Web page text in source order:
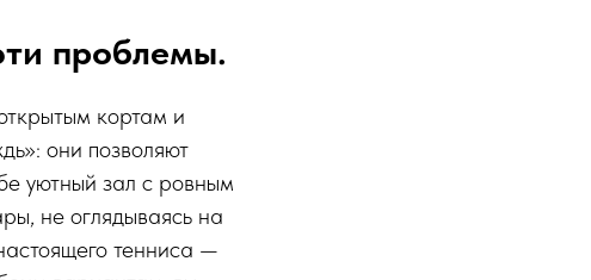
проблемы.
кортам и
они позволяют
уютный зал с ровным
не оглядываясь на
тенниса —